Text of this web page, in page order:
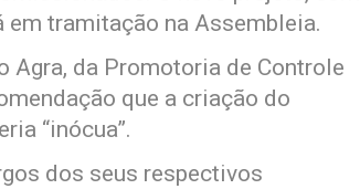
tramitação na Assembleia.
Agra, da Promotoria de Controle
que a criação do
“inócua”.
dos seus respectivos